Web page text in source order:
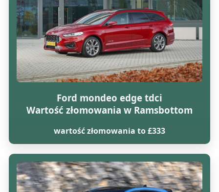
Ford mondeo edge tdci
Wartość złomowania w Ramsbottom
wartość złomowania to £333